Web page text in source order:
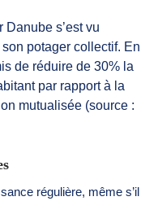
s’est vu
potager collectif. En
de réduire de 30% la
par rapport à la
mutualisée (source :
régulière, même s’il